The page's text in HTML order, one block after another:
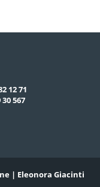
12 71
30 567
| Eleonora Giacinti